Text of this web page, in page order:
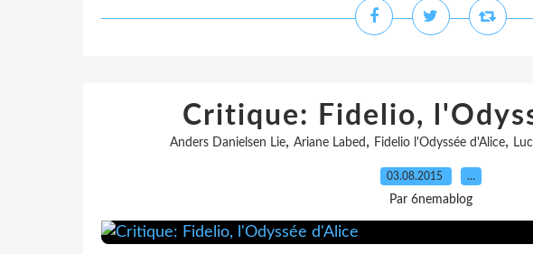
Critique: Fidelio,
Anders Danielsen Lie, Ariane Labed , Fidelio l'Odyssée d'Alice,
03.08.2015 …
Par 6nemablog